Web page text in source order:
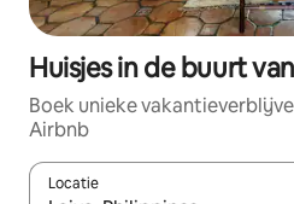
Huisjes in de buurt
Boek unieke
Airbnb
Locatie